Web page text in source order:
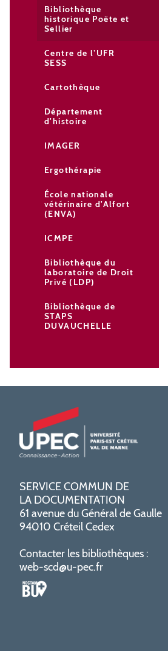
Bibliothèque
historique Poëte et
Sellier
Centre de l’UFR
SESS
Cartothèque
Département
d'histoire
IMAGER
Ergothérapie
École nationale
vétérinaire d'Alfort
(ENVA)
ICMPE
Bibliothèque du
laboratoire de Droit
Privé (LDP)
Bibliothèque de
STAPS
DUVAUCHELLE
SERVICE COMMUN DE
LA DOCUMENTATION
61 avenue du Général de Gaulle
94010 Créteil Cedex
Contacter les bibliothèques :
web-scd@u-pec.fr